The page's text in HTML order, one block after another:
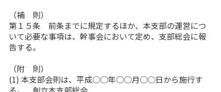
（補 則）
第１５条 前条までに規定するほか、本支部の運営につ
いて必要な事項は、幹事会において定め、支部総会に報
告する。
（附 則）
(1) 本支部会則は、平成○○年○○月○○日から施行す